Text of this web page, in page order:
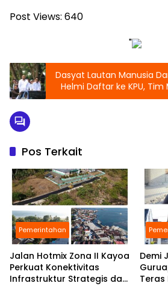
Post Views: 640
"
Dasyat Lautan Manusia
Helmi Daftar ke KPU,
Buka Jalan
Pos Terkait
Pemerintahan
Jalan Hotmix Zona II Kayoa
Perkuat Konektivitas
Infrastruktur Strategis dan
Demi
Teras